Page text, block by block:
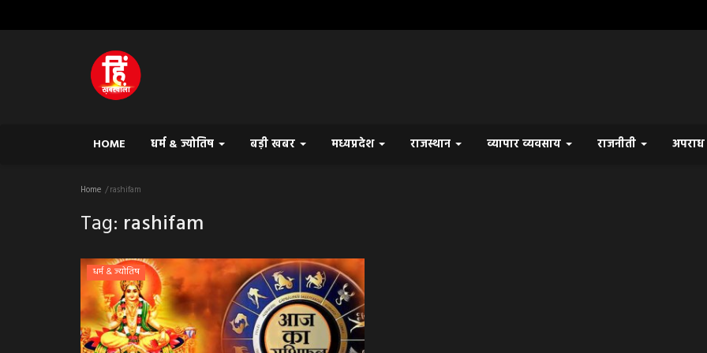
HOME धर्म & ज्योतिष बड़ी खबर मध्यप्रदेश राजस्थान व्यापार व्यवसाय राजनीती अपराध
Home rashifam
Tag: rashifam
धर्म & ज्योतिष